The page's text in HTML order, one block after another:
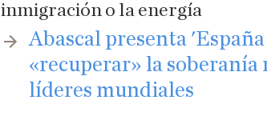
inmigración o la energía
Abascal presenta
«recuperar» la
líderes mundiales